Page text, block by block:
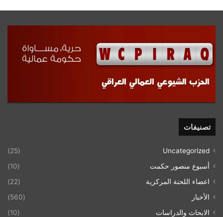
تصنيفات
Uncategorized
(25)
أسبوع منصور حكمت
(10)
اعضاء اللحنة المركزية
(22)
الأخبار
(560)
الابحاث والدراسات
(10)